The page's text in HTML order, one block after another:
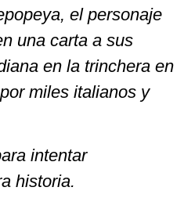
el personaje
una carta a sus
en la trinchera en
miles italianos y
intentar
historia.